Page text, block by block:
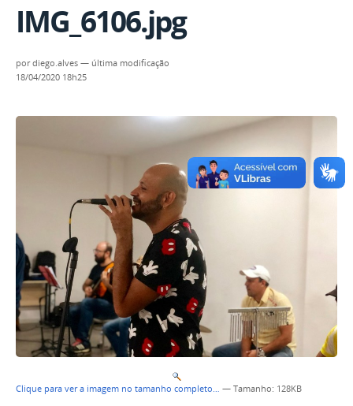
IMG_6106.jpg
pordiego.alves — última modificação
18/04/2020 18h25
Clique para ver a imagem no tamanho completo… — Tamanho: 128KB